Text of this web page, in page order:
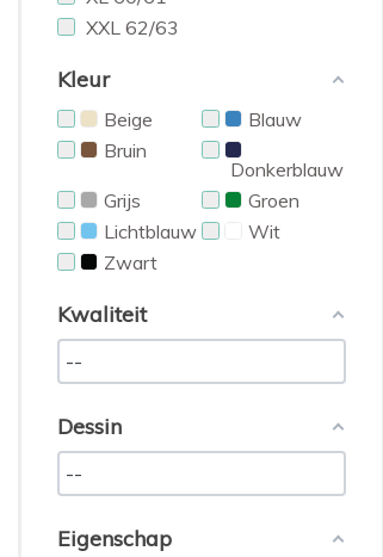
XXL 62/63
Kleur
Beige
Blauw
Bruin
Donkerblauw
Grijs
Groen
Lichtblauw
Wit
Zwart
Kwaliteit
Dessin
Eigenschap